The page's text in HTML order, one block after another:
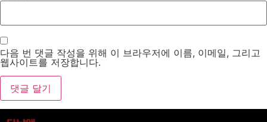
다음 번 댓글 작성을 위해 이 브라우저에 이름, 이메일, 그리고
웹사이트를 저장합니다.